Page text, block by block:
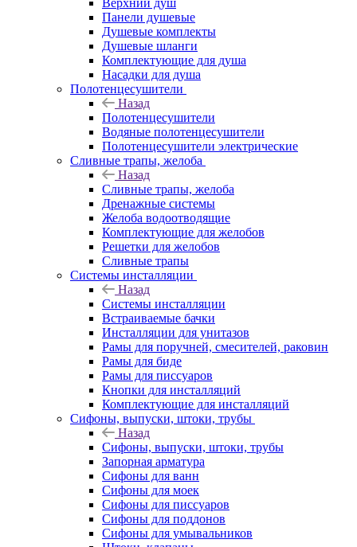
Верхний душ
Панели душевые
Душевые комплекты
Душевые шланги
Комплектующие для душа
Насадки для душа
Полотенцесушители
Назад
Полотенцесушители
Водяные полотенцесушители
Полотенцесушители электрические
Сливные трапы, желоба
Назад
Сливные трапы, желоба
Дренажные системы
Желоба водоотводящие
Комплектующие для желобов
Решетки для желобов
Сливные трапы
Системы инсталляции
Назад
Системы инсталляции
Встраиваемые бачки
Инсталляции для унитазов
Рамы для поручней, смесителей, раковин
Рамы для биде
Рамы для писсуаров
Кнопки для инсталляций
Комплектующие для инсталляций
Сифоны, выпуски, штоки, трубы
Назад
Сифоны, выпуски, штоки, трубы
Запорная арматура
Сифоны для ванн
Сифоны для моек
Сифоны для писсуаров
Сифоны для поддонов
Сифоны для умывальников